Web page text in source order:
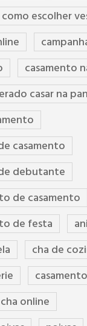
como escolher
casamento
casar na
casamento
debutante
de casamento
de festa
cha de
cha online